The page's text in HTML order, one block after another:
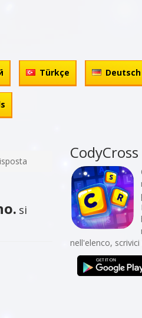
Türkçe Deutsch
si
CodyCross
nell'elenco,